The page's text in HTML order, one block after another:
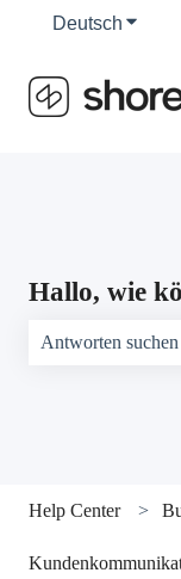
Deutsch
Hallo, wie
Help Center